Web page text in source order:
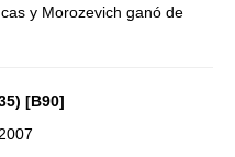
y Morozevich ganó de
[B90]